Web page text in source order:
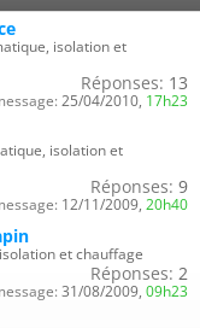
isolation et
Réponses: 13
25/04/2010, 17h23
isolation et
Réponses: 9
12/11/2009, 20h40
et chauffage
Réponses: 2
31/08/2009, 09h23